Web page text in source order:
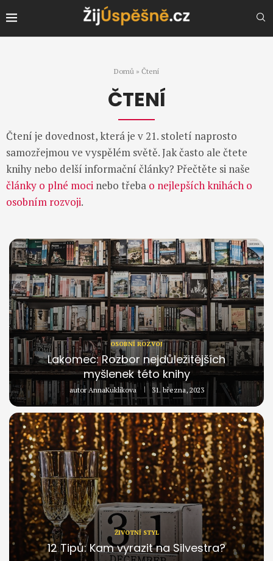
Domů » Čtení
ČTENÍ
Čtení je dovednost, která je v 21. století naprosto
samozřejmou ve vyspělém světě. Jak často ale čtete
knihy nebo delší informační články? Přečtěte si naše
články o plné moci nebo třeba o nejlepších knihách o
osobním rozvoji.
OSOBNÍ ROZVOJ
Lakomec: Rozbor nejdůležitějších
myšlenek této knihy
autorAnnaKuklikova 31. března, 2023
ŽIVOTNÍ STYL
12 Tipů: Kam vyrazit na Silvestra?